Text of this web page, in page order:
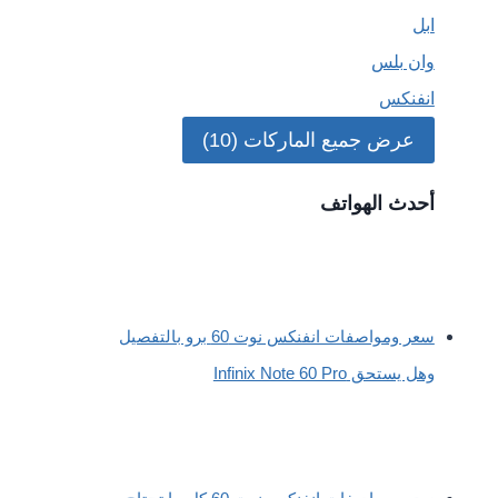
ابل
وان بلس
انفنكس
عرض جميع الماركات (10)
أحدث الهواتف
سعر ومواصفات انفنكس نوت 60 برو بالتفصيل
وهل يستحق Infinix Note 60 Pro